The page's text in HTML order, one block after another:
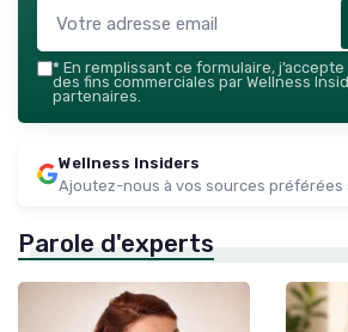
* En remplissant ce formulaire,
des fins commerciales par Wellness
partenaires.
Wellness Insiders
Ajoutez-nous à vos sources préférées
Parole d'experts